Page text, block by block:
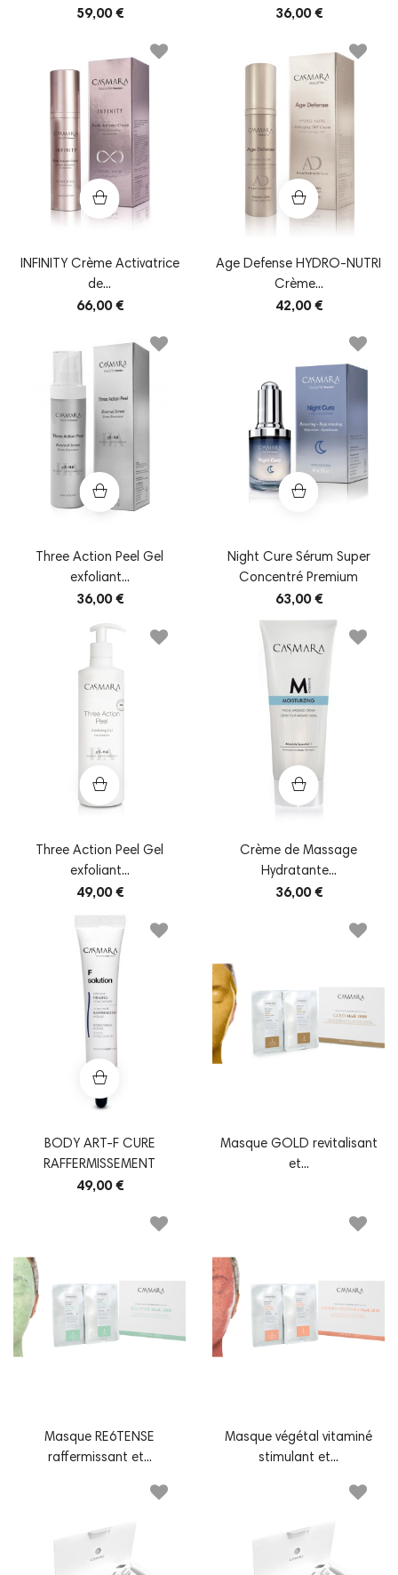
59,00 € 36,00 €
INFINITY Crème Activatrice
de...
66,00 €
Age Defense HYDRO-NUTRI
Crème...
42,00 €
Three Action Peel Gel
exfoliant...
36,00 €
Night Cure Sérum Super
Concentré Premium
63,00 €
Three Action Peel Gel
exfoliant...
49,00 €
Crème de Massage
Hydratante...
36,00 €
BODY ART-F CURE
RAFFERMISSEMENT
49,00 €
Masque GOLD revitalisant
et...
Masque RE6TENSE
raffermissant et...
Masque végétal vitaminé
stimulant et...